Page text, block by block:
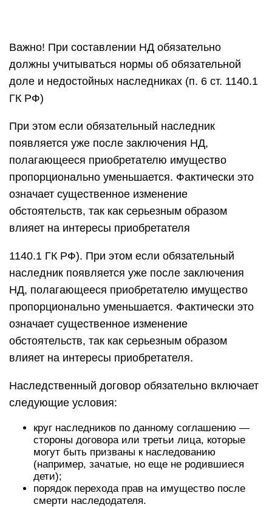
Важно! При составлении НД обязательно
должны учитываться нормы об обязательной
доле и недостойных наследниках (п. 6 ст. 1140.1
ГК РФ)
При этом если обязательный наследник
появляется уже после заключения НД,
полагающееся приобретателю имущество
пропорционально уменьшается. Фактически это
означает существенное изменение
обстоятельств, так как серьезным образом
влияет на интересы приобретателя
1140.1 ГК РФ). При этом если обязательный
наследник появляется уже после заключения
НД, полагающееся приобретателю имущество
пропорционально уменьшается. Фактически это
означает существенное изменение
обстоятельств, так как серьезным образом
влияет на интересы приобретателя.
Наследственный договор обязательно включает
следующие условия:
круг наследников по данному соглашению —
стороны договора или третьи лица, которые
могут быть призваны к наследованию
(например, зачатые, но еще не родившиеся
дети);
порядок перехода прав на имущество после
смерти наследодателя.